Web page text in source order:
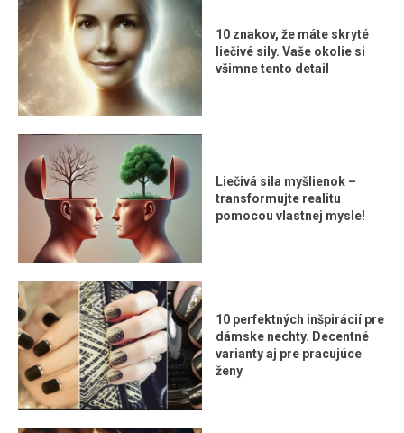
10 znakov, že máte skryté
liečivé sily. Vaše okolie si
všimne tento detail
Liečivá sila myšlienok –
transformujte realitu
pomocou vlastnej mysle!
10 perfektných inšpirácií pre
dámske nechty. Decentné
varianty aj pre pracujúce
ženy